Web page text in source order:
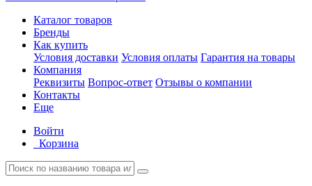
Каталог товаров
Бренды
Как купить
Условия доставки Условия оплаты Гарантия на товары
Компания
Реквизиты Вопрос-ответ Отзывы о компании
Контакты
Еще
Войти
Корзина